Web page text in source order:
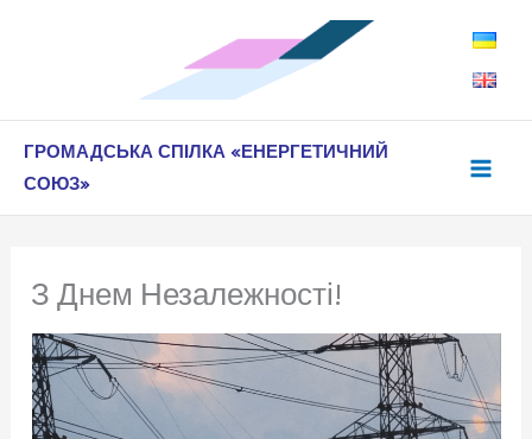
ГРОМАДСЬКА СПІЛКА «ЕНЕРГЕТИЧНИЙ
СОЮЗ»
З Днем Незалежності!